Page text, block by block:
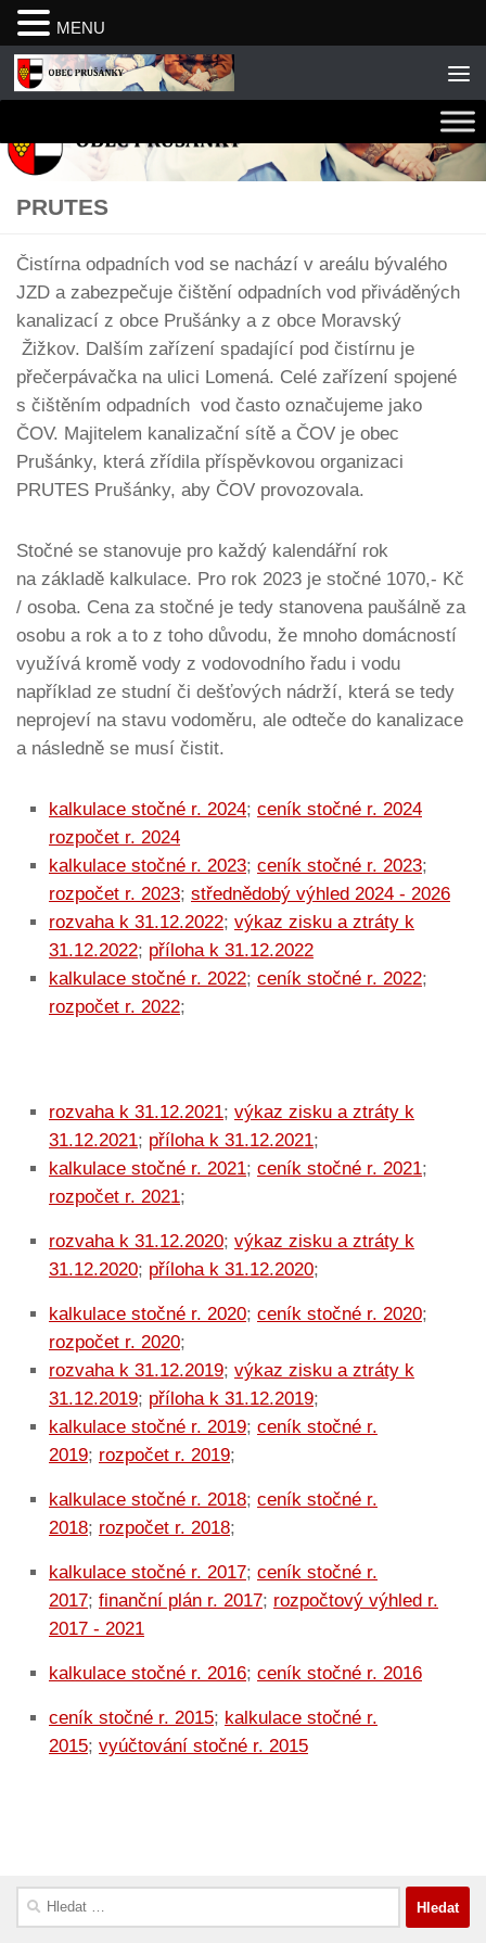
Skip to content
PRUTES
Čistírna odpadních vod se nachází v areálu bývalého
JZD a zabezpečuje čištění odpadních vod přiváděných
kanalizací z obce Prušánky a z obce Moravský
Žižkov. Dalším zařízení spadající pod čistírnu je
přečerpávačka na ulici Lomená. Celé zařízení spojené
s čištěním odpadních vod často označujeme jako
ČOV. Majitelem kanalizační sítě a ČOV je obec
Prušánky, která zřídila příspěvkovou organizaci
PRUTES Prušánky, aby ČOV provozovala.
Stočné se stanovuje pro každý kalendářní rok
na základě kalkulace. Pro rok 2023 je stočné 1070,- Kč
/ osoba. Cena za stočné je tedy stanovena paušálně za
osobu a rok a to z toho důvodu, že mnoho domácností
využívá kromě vody z vodovodního řadu i vodu
například ze studní či dešťových nádrží, která se tedy
neprojeví na stavu vodoměru, ale odteče do kanalizace
a následně se musí čistit.
kalkulace stočné r. 2024; ceník stočné r. 2024
rozpočet r. 2024
kalkulace stočné r. 2023; ceník stočné r. 2023;
rozpočet r. 2023; střednědobý výhled 2024 - 2026
rozvaha k 31.12.2022; výkaz zisku a ztráty k
31.12.2022; příloha k 31.12.2022
kalkulace stočné r. 2022; ceník stočné r. 2022;
rozpočet r. 2022;
rozvaha k 31.12.2021; výkaz zisku a ztráty k
31.12.2021; příloha k 31.12.2021;
kalkulace stočné r. 2021; ceník stočné r. 2021;
rozpočet r. 2021;
rozvaha k 31.12.2020; výkaz zisku a ztráty k
31.12.2020; příloha k 31.12.2020;
kalkulace stočné r. 2020; ceník stočné r. 2020;
rozpočet r. 2020;
rozvaha k 31.12.2019; výkaz zisku a ztráty k
31.12.2019; příloha k 31.12.2019;
kalkulace stočné r. 2019; ceník stočné r.
2019; rozpočet r. 2019;
kalkulace stočné r. 2018; ceník stočné r.
2018; rozpočet r. 2018;
kalkulace stočné r. 2017; ceník stočné r.
2017; finanční plán r. 2017; rozpočtový výhled r.
2017 - 2021
kalkulace stočné r. 2016; ceník stočné r. 2016
ceník stočné r. 2015; kalkulace stočné r.
2015; vyúčtování stočné r. 2015
Vyhledávání
MENU